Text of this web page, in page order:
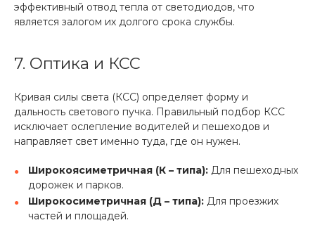
эффективный отвод тепла от светодиодов, что
является залогом их долгого срока службы.
7. Оптика и КСС
Кривая силы света (КСС) определяет форму и
дальность светового пучка. Правильный подбор КСС
исключает ослепление водителей и пешеходов и
направляет свет именно туда, где он нужен.
Широкоясиметричная (К – типа): Для пешеходных
дорожек и парков.
Широкосиметричная (Д – типа): Для проезжих
частей и площадей.